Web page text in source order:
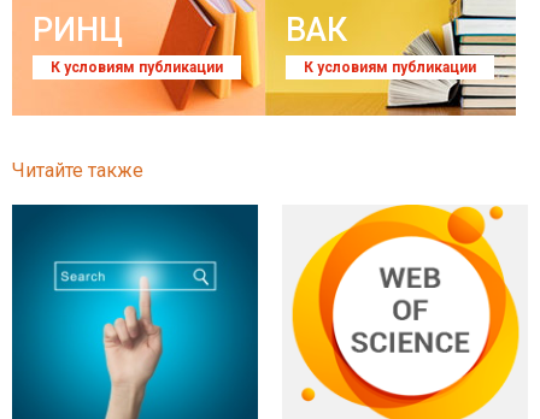
РИНЦ
К условиям публикации
ВАК
К условиям публикации
Читайте также